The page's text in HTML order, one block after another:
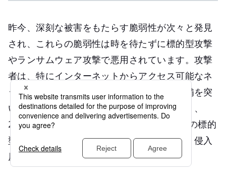
昨今、深刻な被害をもたらす脆弱性が次々と発見
され、これらの脆弱性は時を待たずに標的型攻撃
やランサムウェア攻撃で悪用されています。攻撃
者は、特にインターネットからアクセス可能なネ
ットワーク機器、サーバの脆弱性や設定不備を突
いて不正アクセスの起点とするケースが多く、
2021年1月から6月のサイバー救急センターの標的
型事案（ランサムウェア含む）においては、侵入
原因の約80%がこれらに該当します。